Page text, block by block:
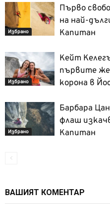
Избрано
Първо
на най-
Капитан
Избрано
Кейт
първите
корона в
Избрано
Барбара
флаш
Капитан
ВАШИЯТ КОМЕНТАР